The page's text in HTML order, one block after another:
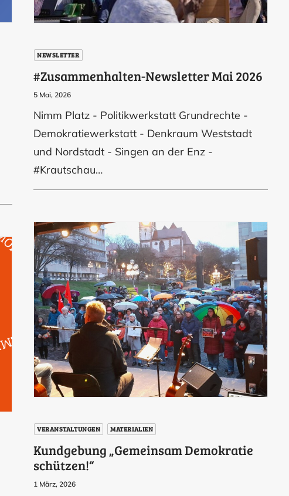
NEWSLETTER
#Zusammenhalten-Newsletter Mai 2026
5 Mai, 2026
Nimm Platz - Politikwerkstatt Grundrechte -
Demokratiewerkstatt - Denkraum Weststadt
und Nordstadt - Singen an der Enz -
#Krautschau…
VERANSTALTUNGEN MATERIALIEN
Kundgebung „Gemeinsam Demokratie
schützen!“
1 März, 2026